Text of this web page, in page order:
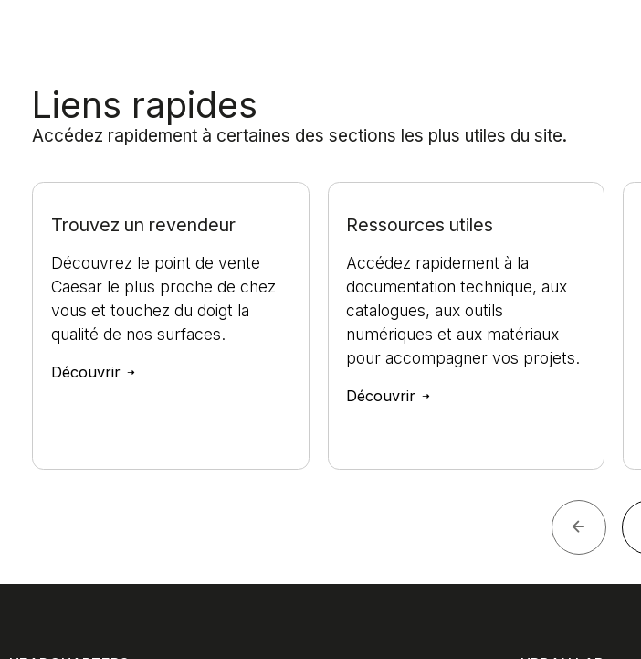
Liens rapides
Accédez rapidement à certaines des sections les plus utiles du site.
Trouvez un revendeur
Découvrez le point de vente
Caesar le plus proche de chez
vous et touchez du doigt la
qualité de nos surfaces.
Découvrir
Ressources utiles
Accédez rapidement à la
documentation technique, aux
catalogues, aux outils
numériques et aux matériaux
pour accompagner vos projets.
Découvrir